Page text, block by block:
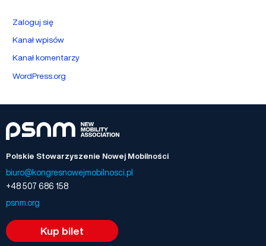
Zaloguj się
Kanał wpisów
Kanał komentarzy
WordPress.org
Polskie Stowarzyszenie Nowej Mobilności
biuro@kongresnowejmobilnosci.pl
+48 507 686 158
psnm.org
Kup bilet